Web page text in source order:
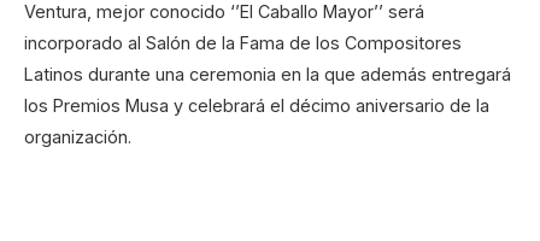
Ventura, mejor conocido ‘’El Caballo Mayor’’ será
incorporado al Salón de la Fama de los Compositores
Latinos durante una ceremonia en la que además entregará
los Premios Musa y celebrará el décimo aniversario de la
organización.